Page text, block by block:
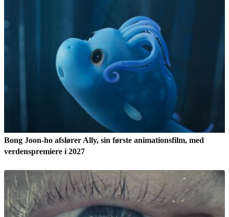
Bong Joon-ho afslører Ally, sin første animationsfilm, med
verdenspremiere i 2027